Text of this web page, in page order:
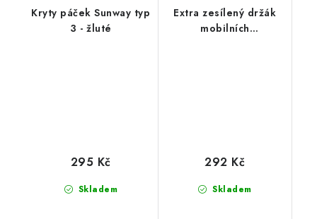
Kryty páček Sunway typ
3 - žluté
Skladem
295 Kč
Extra zesílený držák
mobilních
Skladem
292 Kč